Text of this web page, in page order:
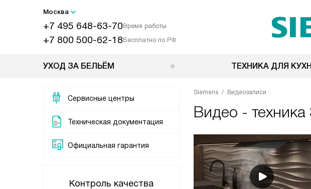
Москва
+7 495 648-63-70Время работы
+7 800 500-62-18Бесплатно по РФ
УХОД ЗА БЕЛЬЁМ ТЕХНИКА ДЛЯ
Сервисные центры
Техническая документация
Официальная гарантия
Контроль качества
Siemens Видеозаписи
Видео - техника